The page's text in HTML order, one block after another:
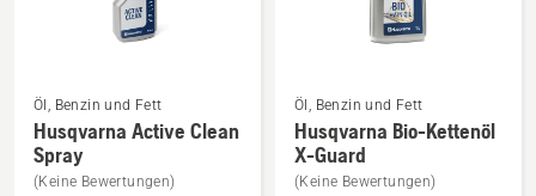
Mehr
Details
zu
Husqvarna
Öl, Benzin und Fett
Husqvarna Active Clean
Spray
(Keine Bewertungen)
Mehr
Details
zu
Husqvarna
Öl, Benzin und Fett
Husqvarna Bio-Kettenöl
X-Guard
(Keine Bewertungen)